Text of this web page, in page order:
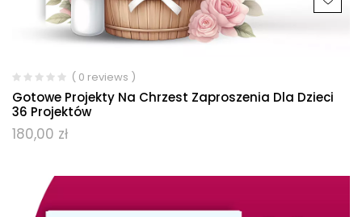
( 0 reviews )
Gotowe Projekty Na Chrzest Zaproszenia Dla Dzieci
36 Projektów
180,00 zł